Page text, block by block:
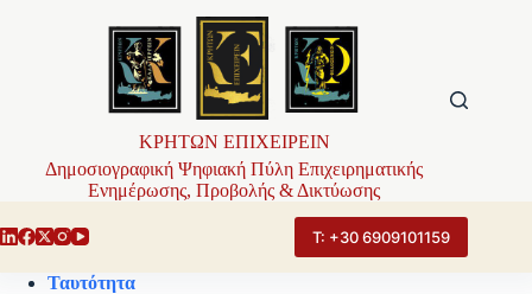
ΚΡΗΤΩΝ ΕΠΙΧΕΙΡΕΙΝ
Δημοσιογραφική Ψηφιακή Πύλη Επιχειρηματικής
Ενημέρωσης, Προβολής & Δικτύωσης
Τ: +30 6909101159
Ταυτότητα